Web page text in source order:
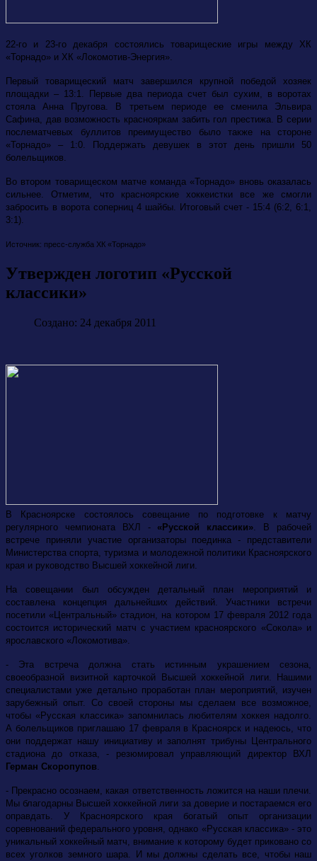
22-го и 23-го декабря состоялись товарищеские игры между ХК
«Торнадо» и ХК «Локомотив-Энергия».
Первый товарищеский матч завершился крупной победой хозяек
площадки – 13:1. Первые два периода счет был сухим, в воротах
стояла Анна Пругова. В третьем периоде ее сменила Эльвира
Сафина, дав возможность краснояркам забить гол престижа. В серии
послематчевых буллитов преимущество было также на стороне
«Торнадо» – 1:0. Поддержать девушек в этот день пришли 50
болельщиков.
Во втором товарищеском матче команда «Торнадо» вновь оказалась
сильнее. Отметим, что красноярские хоккеистки все же смогли
забросить в ворота соперниц 4 шайбы. Итоговый счет - 15:4 (6:2, 6:1,
3:1).
Источник: пресс-служба ХК «Торнадо»
Утвержден логотип «Русской
классики»
Создано: 24 декабря 2011
В Красноярске состоялось совещание по подготовке к матчу
регулярного чемпионата ВХЛ -«Русской классики». В рабочей
встрече приняли участие организаторы поединка - представители
Министерства спорта, туризма и молодежной политики Красноярского
края и руководство Высшей хоккейной лиги.
На совещании был обсужден детальный план мероприятий и
составлена концепция дальнейших действий. Участники встречи
посетили «Центральный» стадион, на котором 17 февраля 2012 года
состоится исторический матч с участием красноярского «Сокола» и
ярославского «Локомотива».
- Эта встреча должна стать истинным украшением сезона,
своеобразной визитной карточкой Высшей хоккейной лиги. Нашими
специалистами уже детально проработан план мероприятий, изучен
зарубежный опыт. Со своей стороны мы сделаем все возможное,
чтобы «Русская классика» запомнилась любителям хоккея надолго.
А болельщиков приглашаю 17 февраля в Красноярск и надеюсь, что
они поддержат нашу инициативу и заполнят трибуны Центрального
стадиона до отказа, - резюмировал управляющий директор ВХЛ
Герман Скоропупов.
- Прекрасно осознаем, какая ответственность ложится на наши плечи.
Мы благодарны Высшей хоккейной лиги за доверие и постараемся его
оправдать. У Красноярского края богатый опыт организации
соревнований федерального уровня, однако «Русская классика» - это
уникальный хоккейный матч, внимание к которому будет приковано со
всех уголков земного шара. И мы должны сделать все, чтобы наш